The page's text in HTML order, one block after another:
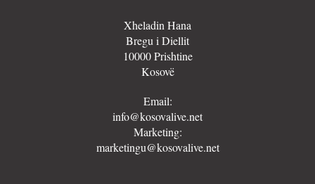
Xheladin Hana
Bregu i Diellit
10000 Prishtine
Kosovë
Email:
info@kosovalive.net
Marketing:
marketingu@kosovalive.net